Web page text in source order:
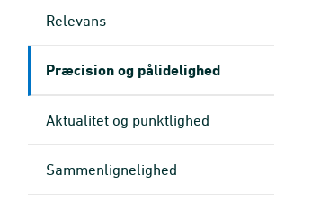
Relevans
Præcision og pålidelighed
Aktualitet og punktlighed
Sammenlignelighed